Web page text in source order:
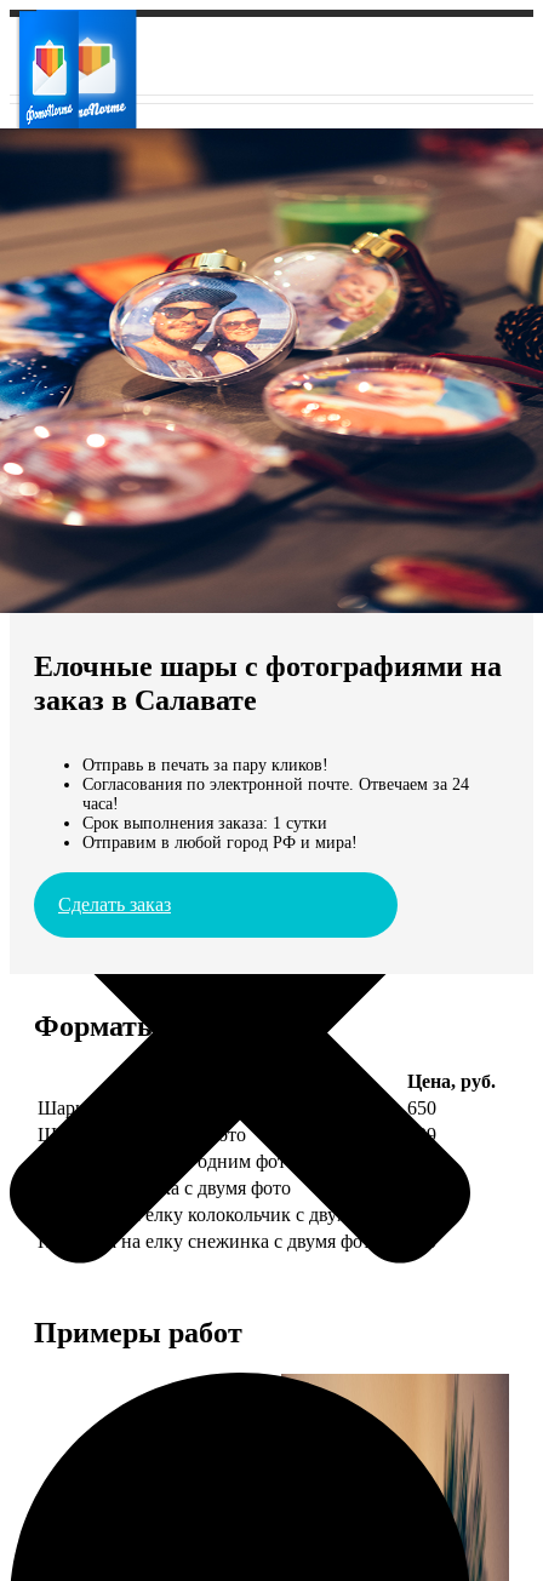
Ваш город:
Ваш регион доставки
Выберите из списка:
Мы доставляем по всему миру
Продолжить без города
Елочные шары с фотографиями на
заказ в Салавате
Отправь в печать за пару кликов!
Согласования по электронной почте. Отвечаем за 24
часа!
Срок выполнения заказа: 1 сутки
Отправим в любой город РФ и мира!
Сделать заказ
Форматы и цены
Цена, руб.
Шарик елочный с 1 фото
650
Шарик елочный с 2 фото
699
Шарик-шкатулка с одним фото
Шарик-шкатулка с двумя фото
Подвеска на елку колокольчик с двумя фото
Подвеска на елку снежинка с двумя фото
590
Примеры работ